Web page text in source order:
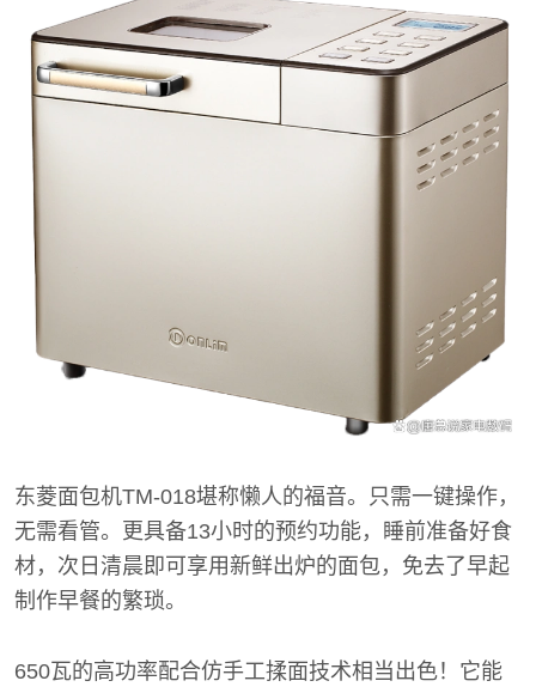
东菱面包机TM-018堪称懒人的福音。只需一键操作，
无需看管。更具备13小时的预约功能，睡前准备好食
材，次日清晨即可享用新鲜出炉的面包，免去了早起
制作早餐的繁琐。
650瓦的高功率配合仿手工揉面技术相当出色！它能